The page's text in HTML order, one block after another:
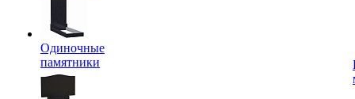
Одиночные
памятники